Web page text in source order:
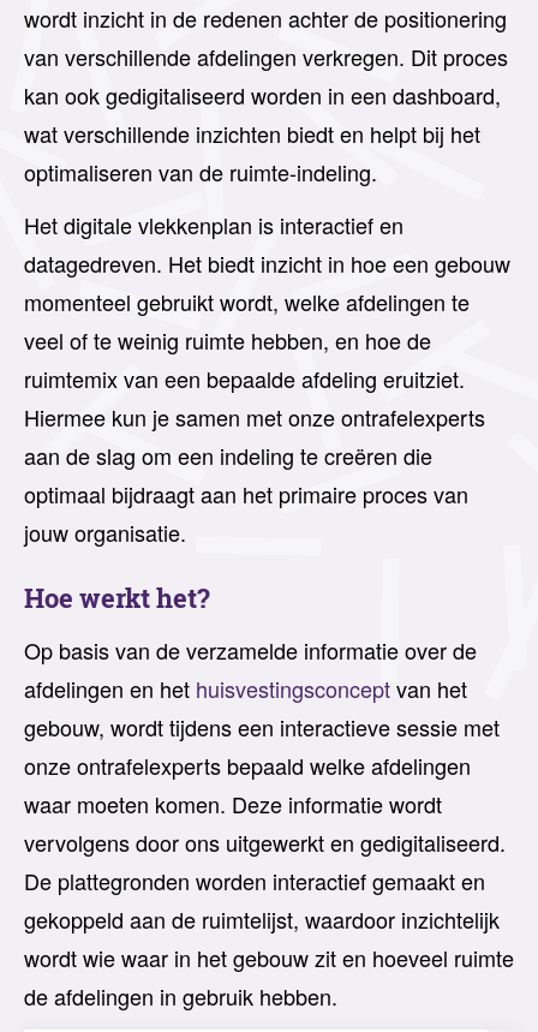
wordt inzicht in de redenen achter de positionering
van verschillende afdelingen verkregen. Dit proces
kan ook gedigitaliseerd worden in een dashboard,
wat verschillende inzichten biedt en helpt bij het
optimaliseren van de ruimte-indeling.
Het digitale vlekkenplan is interactief en
datagedreven. Het biedt inzicht in hoe een gebouw
momenteel gebruikt wordt, welke afdelingen te
veel of te weinig ruimte hebben, en hoe de
ruimtemix van een bepaalde afdeling eruitziet.
Hiermee kun je samen met onze ontrafelexperts
aan de slag om een indeling te creëren die
optimaal bijdraagt aan het primaire proces van
jouw organisatie.
Hoe werkt het?
Op basis van de verzamelde informatie over de
afdelingen en het huisvestingsconceptvan het
gebouw, wordt tijdens een interactieve sessie met
onze ontrafelexperts bepaald welke afdelingen
waar moeten komen. Deze informatie wordt
vervolgens door ons uitgewerkt en gedigitaliseerd.
De plattegronden worden interactief gemaakt en
gekoppeld aan de ruimtelijst, waardoor inzichtelijk
wordt wie waar in het gebouw zit en hoeveel ruimte
de afdelingen in gebruik hebben.